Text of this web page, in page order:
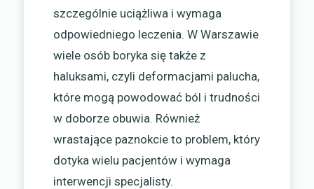
szczególnie uciążliwa i wymaga
odpowiedniego leczenia. W Warszawie
wiele osób boryka się także z
haluksami, czyli deformacjami palucha,
które mogą powodować ból i trudności
w doborze obuwia. Również
wrastające paznokcie to problem, który
dotyka wielu pacjentów i wymaga
interwencji specjalisty.